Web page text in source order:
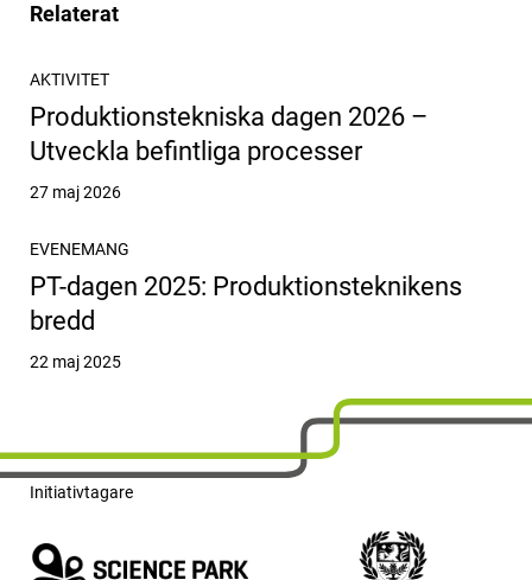
Relaterat
AKTIVITET
Produktionstekniska dagen 2026 –
Utveckla befintliga processer
Publicerat
27 maj 2026
EVENEMANG
PT-dagen 2025: Produktionsteknikens
bredd
Publicerat
22 maj 2025
Initiativtagare